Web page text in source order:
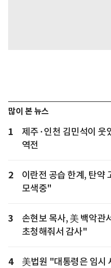
많이 본 뉴스
1
제주·인천 김민석이 웃
역전
2
이란전 공습 한계, 탄
모색중"
3
손현보 목사, 美 백악관
초청해줘서 감사"
4
美법원 "대통령은 임시